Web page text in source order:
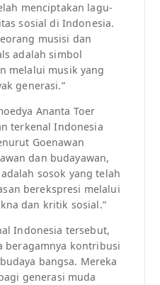
menciptakan lagu-
sosial di Indonesia.
musisi dan
adalah simbol
melalui musik yang
generasi.”
Ananta Toer
terkenal Indonesia
Goenawan
dan budayawan,
sosok yang telah
berekspresi melalui
dan kritik sosial.”
Indonesia tersebut,
beragamnya kontribusi
bangsa. Mereka
generasi muda